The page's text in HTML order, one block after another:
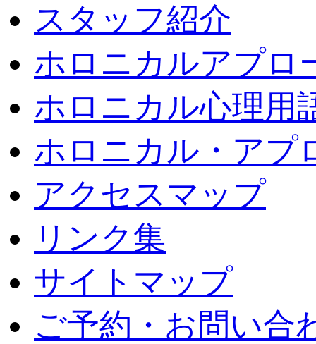
スタッフ紹介
ホロニカルアプロ
ホロニカル心理用
ホロニカル・アプ
アクセスマップ
リンク集
サイトマップ
ご予約・お問い合